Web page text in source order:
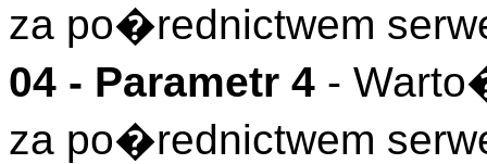
za po�rednictwem
04 - Parametr 4 -
za po�rednictwem